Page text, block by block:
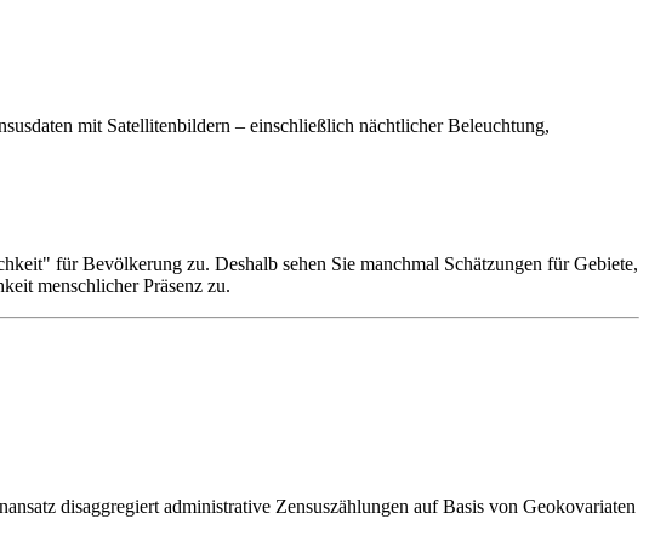
mit Satellitenbildern – einschließlich nächtlicher Beleuchtung,
für Bevölkerung zu. Deshalb sehen Sie manchmal Schätzungen für Gebiete,
menschlicher Präsenz zu.
disaggregiert administrative Zensuszählungen auf Basis von Geokovariaten